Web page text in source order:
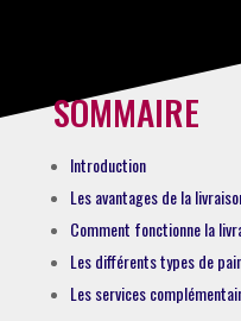
SOMMAIRE
Introduction
Les avantages de la
Comment fonctionne la
Les différents types de
Les services